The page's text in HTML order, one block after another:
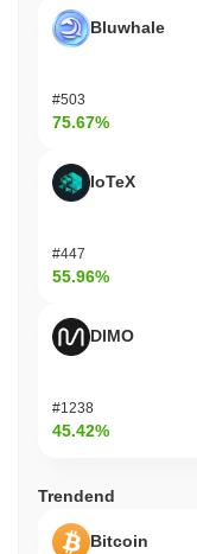
Bluwhale
#503
75.67%
IoTeX
#447
55.96%
DIMO
#1238
45.42%
Trendend
Bitcoin